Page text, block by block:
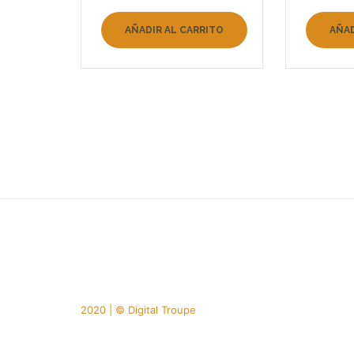
AÑADIR AL CARRITO
2020 | © Digital Troupe